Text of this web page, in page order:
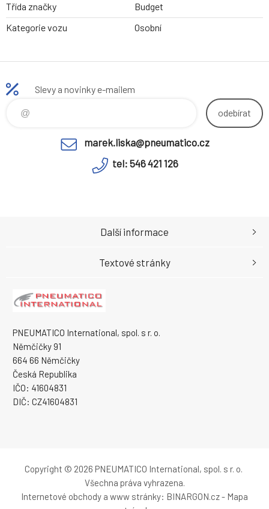
Třída značky
Budget
Kategorie vozu
Osobní
Slevy a novinky e-mailem
odebírat
marek.liska@pneumatico.cz
tel: 546 421 126
PNEUMATICO International, spol. s r. o.
Němčičky 91
664 66 Němčičky
Česká Republika
IČO: 41604831
DIČ: CZ41604831
Další informace
Textové stránky
Copyright © 2026 PNEUMATICO International, spol. s r. o.
Všechna práva vyhrazena.
Internetové obchody a www stránky: BINARGON.cz- Mapa